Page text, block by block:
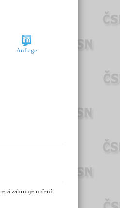
Anfrage
zahrnuje určení